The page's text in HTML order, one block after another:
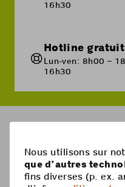
16h30
Hotline
Lun-ven: 8h00 –
16h30
Pied
Mobile
Nous utilisons sur
que d’autres
fins diverses (p. ex.